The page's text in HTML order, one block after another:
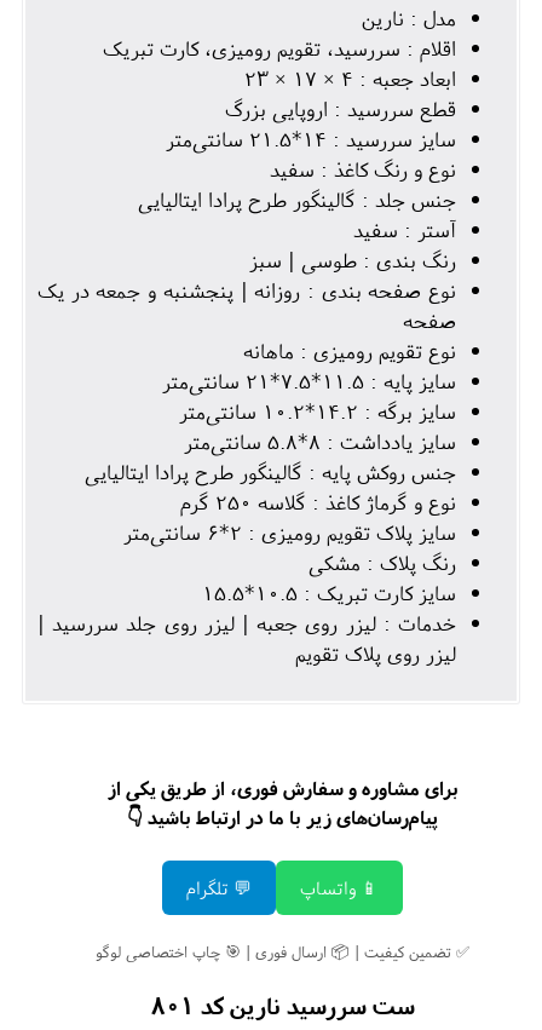
مدل : نارین
اقلام : سررسید، تقویم رومیزی، کارت تبریک
ابعاد جعبه : 4 × 17 × 23
قطع سررسید : اروپایی بزرگ
سایز سررسید : 14*21.5 سانتی‌متر
نوع و رنگ کاغذ : سفید
جنس جلد : گالینگور طرح پرادا ایتالیایی
آستر : سفید
رنگ بندی : طوسی | سبز
نوع صفحه بندی : روزانه | پنجشنبه و جمعه در یک
صفحه
نوع تقویم رومیزی : ماهانه
سایز پایه : 11.5*7.5*21 سانتی‌متر
سایز برگه : 14.2*10.2 سانتی‌متر
سایز یادداشت : 8*5.8 سانتی‌متر
جنس روکش پایه : گالینگور طرح پرادا ایتالیایی
نوع و گرماژ کاغذ : گلاسه 250 گرم
سایز پلاک تقویم رومیزی : 2*6 سانتی‌متر
رنگ پلاک : مشکی
سایز کارت تبریک : 10.5*15.5
خدمات : لیزر روی جعبه | لیزر روی جلد سررسید |
لیزر روی پلاک تقویم
برای مشاوره و سفارش فوری، از طریق یکی از
پیام‌رسان‌های زیر با ما در ارتباط باشید 👇
📱 واتساپ 💬 تلگرام
✅ تضمین کیفیت | 📦 ارسال فوری | 🎯 چاپ اختصاصی لوگو
ست سررسید نارین کد 801